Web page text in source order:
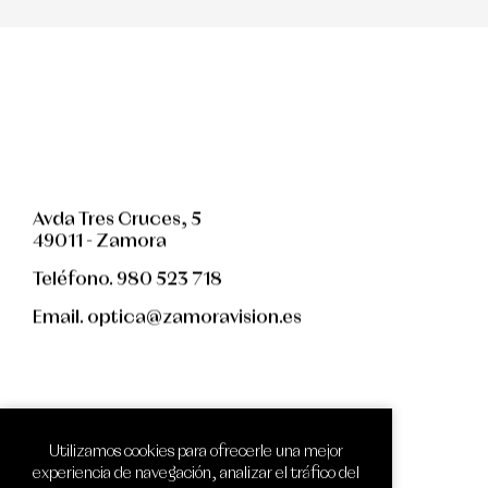
Utilizamos cookies para ofrecerle una mejor
experiencia de navegación, analizar el tráfico del
Avda Tres Cruces, 5
49011 - Zamora
Teléfono. 980 523 718
Email. optica@zamoravision.es